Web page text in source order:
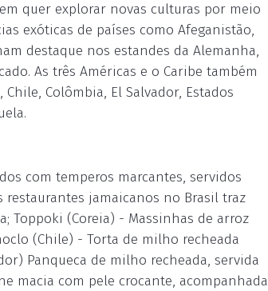
quer explorar novas culturas por meio
exóticas de países como Afeganistão,
destaque nos estandes da Alemanha,
As três Américas e o Caribe também
Colômbia, El Salvador, Estados
com temperos marcantes, servidos
jamaicanos no Brasil traz
Toppoki (Coreia) - Massinhas de arroz
(Chile) - Torta de milho recheada
Panqueca de milho recheada, servida
macia com pele crocante, acompanhada